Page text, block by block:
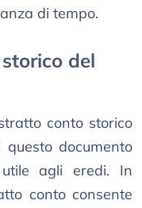
di tempo.
del
conto storico
documento
agli eredi. In
conto consente